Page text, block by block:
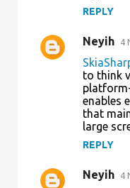
REPLY
Neyih 4
to think
enables
that
large
REPLY
Neyih 4